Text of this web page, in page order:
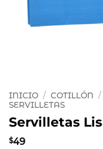
INICIO / COTILLÓN /
SERVILLETAS
Servilletas
$49